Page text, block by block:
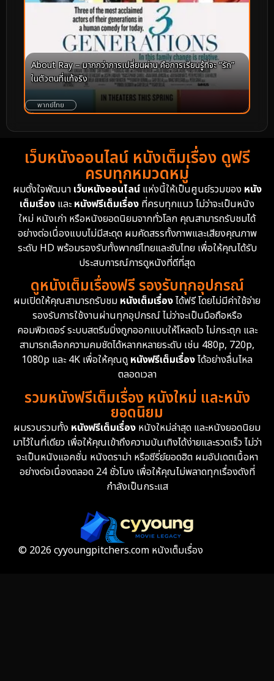
About Ray – มากกว่าการเปลี่ยนผ่าน คือการเรียนรู้ที่จะ “รัก”
ในตัวตนที่แท้จริง
พากย์ไทย
เว็บหนังออนไลน์ หนังเต็มเรื่อง ดูฟรี
ครบทุกหมวดหมู่
ผมตั้งใจพัฒนา เว็บหนังออนไลน์แห่งนี้ให้เป็นศูนย์รวมของ หนัง
เต็มเรื่อง และหนังฟรีเต็มเรื่อง ที่ครบทุกแนว ไม่ว่าจะเป็นหนัง
ใหม่ หนังเก่า หรือหนังยอดนิยมจากทั่วโลก คุณสามารถรับชมได้
อย่างต่อเนื่องแบบไม่มีสะดุด ผมคัดสรรทั้งภาพและเสียงคุณภาพ
ระดับ HD พร้อมรองรับทั้งพากย์ไทยและซับไทย เพื่อให้คุณได้รับ
ประสบการณ์การดูหนังที่ดีที่สุด
ดูหนังเต็มเรื่องฟรี รองรับทุกอุปกรณ์
ผมเปิดให้คุณสามารถรับชม หนังเต็มเรื่องได้ฟรี โดยไม่มีค่าใช้จ่าย
รองรับการใช้งานผ่านทุกอุปกรณ์ ไม่ว่าจะเป็นมือถือหรือ
คอมพิวเตอร์ ระบบสตรีมมิ่งถูกออกแบบให้โหลดไว ไม่กระตุก และ
สามารถเลือกความคมชัดได้หลากหลายระดับ เช่น 480p, 720p,
1080p และ 4K เพื่อให้คุณดูหนังฟรีเต็มเรื่องได้อย่างลื่นไหล
ตลอดเวลา
รวมหนังฟรีเต็มเรื่อง หนังใหม่ และหนัง
ยอดนิยม
ผมรวบรวมทั้ง หนังฟรีเต็มเรื่อง หนังใหม่ล่าสุด และหนังยอดนิยม
มาไว้ในที่เดียว เพื่อให้คุณเข้าถึงความบันเทิงได้ง่ายและรวดเร็ว ไม่ว่า
จะเป็นหนังแอคชั่น หนังดราม่า หรือซีรี่ย์ยอดฮิต ผมอัปเดตเนื้อหา
อย่างต่อเนื่องตลอด 24 ชั่วโมง เพื่อให้คุณไม่พลาดทุกเรื่องดังที่
กำลังเป็นกระแส
© 2026 cyyoungpitchers.com หนังเต็มเรื่อง